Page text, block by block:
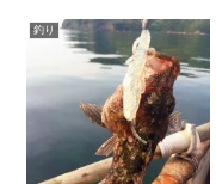
釣り